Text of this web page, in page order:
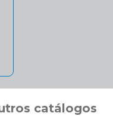
catálogos